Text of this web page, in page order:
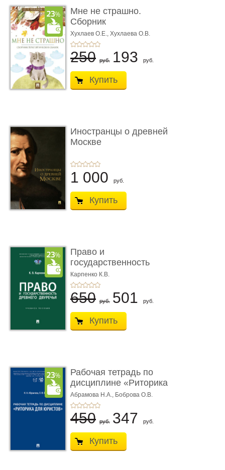
Мне не страшно.
Сборник
терапевтических
сказо� ...
Хухлаев О.Е., Хухлаева О.В.
250 руб. 193 руб.
Купить
Иностранцы о древней
Москве
1 000 руб.
Купить
Право и
государственность
Древнего Двуречья. �
...
Карпенко К.В.
650 руб. 501 руб.
Купить
Рабочая тетрадь по
дисциплине «Риторика
для ю� ...
Абрамова Н.А., Боброва О.В.
450 руб. 347 руб.
Купить